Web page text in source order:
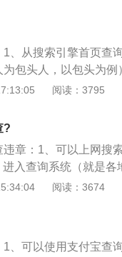
违章没有任何异议，
及罚款单。可以拿着
理好后，保留好罚款
去交警部门进行手动
、从搜索引擎首页查
包头人，以包头为例
等到主机网络正常的
阅读：3795
?
章：1、可以上网搜
入查询系统（就是
辆识别号（一般是车
阅读：3674
、可以使用支付宝查